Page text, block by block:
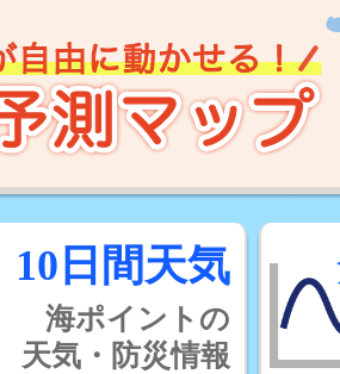
10日間天気
海ポイントの
天気・防災情報